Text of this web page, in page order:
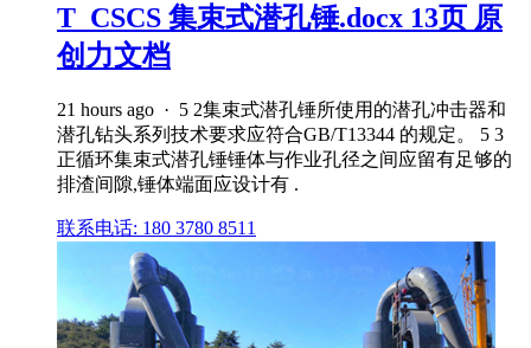
T_CSCS 集束式潜孔锤.docx 13页 原
创力文档
21 hours ago · 5 2集束式潜孔锤所使用的潜孔冲击器和
潜孔钻头系列技术要求应符合GB/T13344 的规定。 5 3
正循环集束式潜孔锤锤体与作业孔径之间应留有足够的
排渣间隙,锤体端面应设计有 .
联系电话: 180 3780 8511